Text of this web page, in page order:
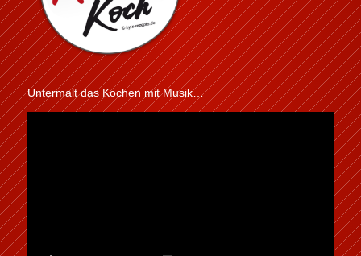
Untermalt das Kochen mit Musik…